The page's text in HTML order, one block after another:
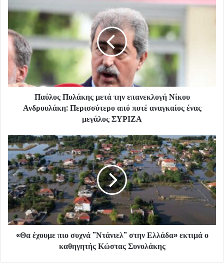
Παύλος Πολάκης μετά την επανεκλογή Νίκου
Ανδρουλάκη: Περισσότερο από ποτέ αναγκαίος ένας
μεγάλος ΣΥΡΙΖΑ
«Θα έχουμε πιο συχνά "Ντάνιελ" στην Ελλάδα» εκτιμά ο
καθηγητής Κώστας Συνολάκης